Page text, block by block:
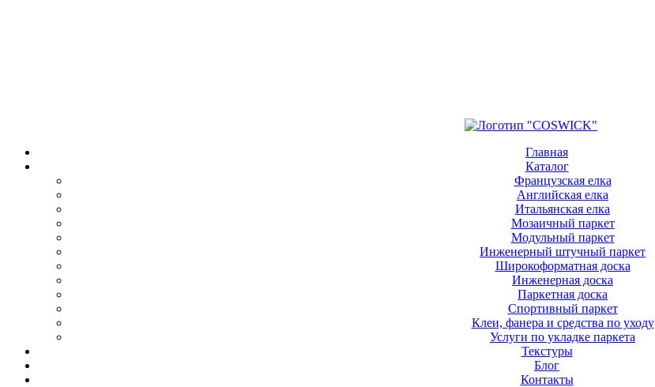
Главная
Каталог
Французская елка
Английская елка
Итальянская елка
Мозаичный паркет
Модульный паркет
Инженерный штучный паркет
Широкоформатная доска
Инженерная доска
Паркетная доска
Спортивный паркет
Клеи, фанера и средства по уходу
Услуги по укладке паркета
Текстуры
Блог
Контакты